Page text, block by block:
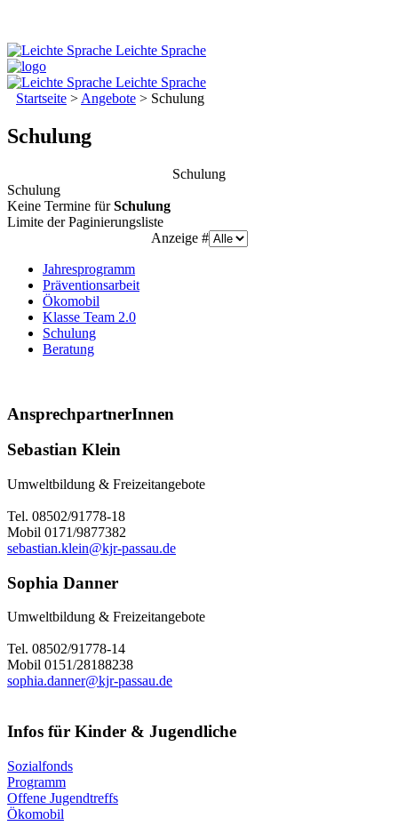
Leichte Sprache
Leichte Sprache
Startseite > Angebote > Schulung
Schulung
Schulung
Schulung
Keine Termine fürSchulung
Limite der Paginierungsliste
Anzeige #
Jahresprogramm
Präventionsarbeit
Ökomobil
Klasse Team 2.0
Schulung
Beratung
AnsprechpartnerInnen
Sebastian Klein
Umweltbildung & Freizeitangebote
Tel. 08502/91778-18
Mobil 0171/9877382
sebastian.klein@kjr-passau.de
Sophia Danner
Umweltbildung & Freizeitangebote
Tel. 08502/91778-14
Mobil 0151/28188238
sophia.danner@kjr-passau.de
Infos für Kinder & Jugendliche
Sozialfonds
Programm
Offene Jugendtreffs
Ökomobil